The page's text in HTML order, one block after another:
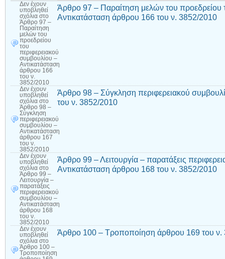
Δεν έχουν
υποβληθεί
σχόλια στο
Άρθρο 97 –
Παραίτηση
μελών του
προεδρείου
του
περιφερειακού
συμβουλίου –
Αντικατάσταση
άρθρου 166
του ν.
3852/2010
Άρθρο 97 – Παραίτηση μελών του προεδρείου
Αντικατάσταση άρθρου 166 του ν. 3852/2010
Δεν έχουν
υποβληθεί
σχόλια στο
Άρθρο 98 –
Σύγκληση
περιφερειακού
συμβουλίου –
Αντικατάσταση
άρθρου 167
του ν.
3852/2010
Άρθρο 98 – Σύγκληση περιφερειακού
του ν. 3852/2010
Δεν έχουν
υποβληθεί
σχόλια στο
Άρθρο 99 –
Λειτουργία –
παρατάξεις
περιφερειακού
συμβουλίου –
Αντικατάσταση
άρθρου 168
του ν.
3852/2010
Άρθρο 99 – Λειτουργία – παρατάξεις
Αντικατάσταση άρθρου 168 του ν. 3852/2010
Δεν έχουν
υποβληθεί
σχόλια στο
Άρθρο 100 –
Τροποποίηση
Άρθρο 100 – Τροποποίηση άρθρου 169 του ν.